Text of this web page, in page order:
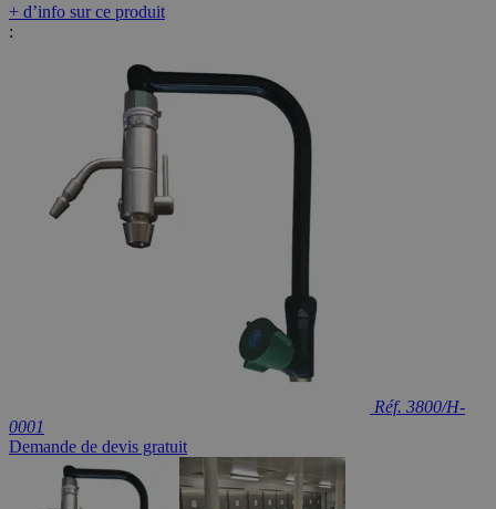
+ d’info sur ce produit
:
Réf. 3800/H-
0001
Demande de devis gratuit